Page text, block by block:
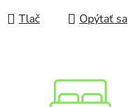
Tlač Opýtať sa